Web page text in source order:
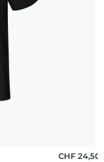
CHF 24,50